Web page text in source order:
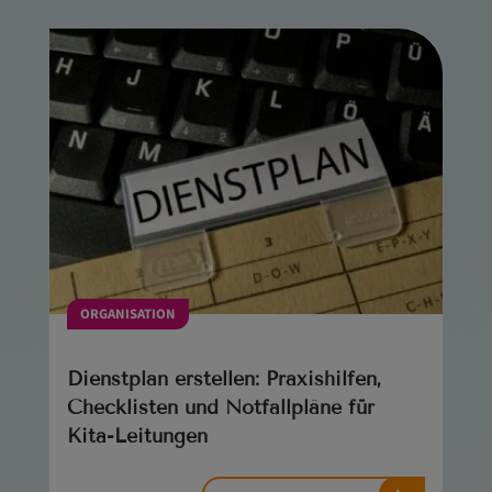
ORGANISATION
Dienstplan erstellen: Praxishilfen,
Checklisten und Notfallpläne für
Kita-Leitungen